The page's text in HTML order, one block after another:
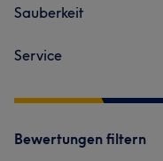
Sauberkeit
Service
Bewertungen filtern